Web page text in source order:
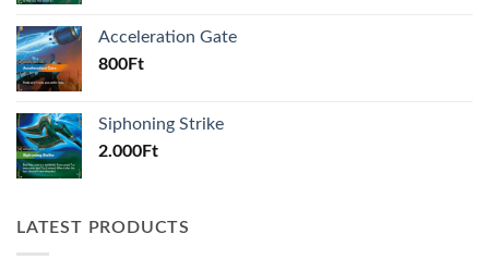
Acceleration Gate
800Ft
Siphoning Strike
2.000Ft
LATEST PRODUCTS